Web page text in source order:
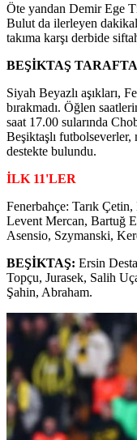
Öte yandan Demir Ege
Bulut da ilerleyen
takıma karşı derbide
BEŞİKTAŞ
Siyah Beyazlı aşıkları,
bırakmadı. Öğlen
saat 17.00 sularında
Beşiktaşlı futbolseverler,
destekte bulundu.
İLK 11'LER
Fenerbahçe: Tarık
Levent Mercan, Bartuğ
Asensio, Szymanski,
BEŞİKTAŞ: Ersin
Topçu, Jurasek, Salih
Şahin, Abraham.